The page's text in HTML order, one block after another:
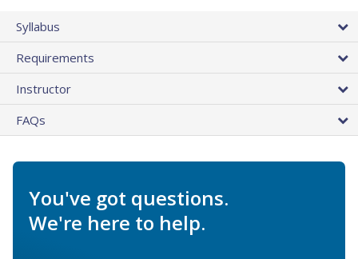
Syllabus
Requirements
Instructor
FAQs
You've got questions.
We're here to help.